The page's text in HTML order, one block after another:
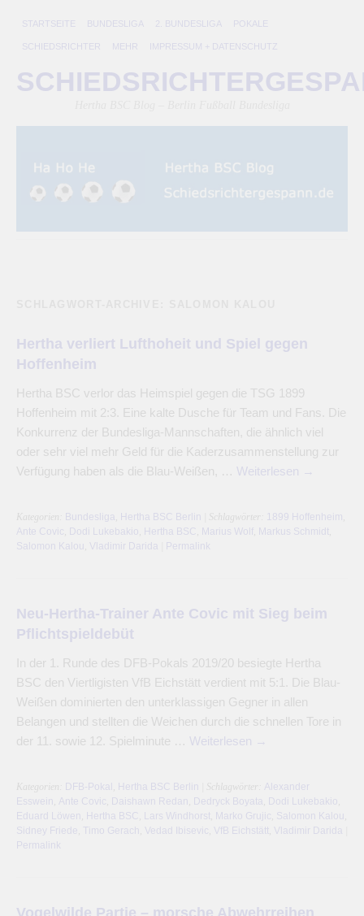
STARTSEITE BUNDESLIGA 2. BUNDESLIGA POKALE
SCHIEDSRICHTER MEHR IMPRESSUM + DATENSCHUTZ
Hertha verliert Lufthoheit und Spiel gegen
Hoffenheim
Hertha BSC verlor das Heimspiel gegen die TSG 1899
Hoffenheim mit 2:3. Eine kalte Dusche für Team und Fans. Die
Konkurrenz der Bundesliga-Mannschaften, die ähnlich viel
oder sehr viel mehr Geld für die Kaderzusammenstellung zur
Verfügung haben als die Blau-Weißen, … Weiterlesen →
Kategorien: Bundesliga Hertha BSC Berlin | Schlagwörter: 1899 Hoffenheim
Ante Covic
Dodi Lukebakio Hertha BSC Marius Wolf Markus Schmidt
Salomon Kalou
Vladimir Darida Permalink
Neu-Hertha-Trainer Ante Covic mit Sieg beim
Pflichtspieldebüt
In der 1. Runde des DFB-Pokals 2019/20 besiegte Hertha
BSC den Viertligisten VfB Eichstätt verdient mit 5:1. Die Blau-
Weißen dominierten den unterklassigen Gegner in allen
Belangen und stellten die Weichen durch die schnellen Tore in
der 11. sowie 12. Spielminute … Weiterlesen →
Kategorien: DFB-Pokal Hertha BSC Berlin | Schlagwörter:
Alexander
Esswein
Ante Covic Daishawn Redan Dedryck Boyata Dodi Lukebakio
Eduard Löwen
Hertha BSC Lars Windhorst Marko Grujic Salomon Kalou
Sidney Friede Timo Gerach Vedad Ibisevic VfB Eichstätt Vladimir Darida
Permalink
Vogelwilde Partie – morsche Abwehrreihen